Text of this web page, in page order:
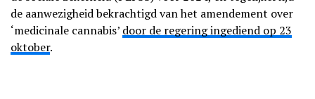
de aanwezigheid bekrachtigd van het amendement over
‘medicinale cannabis’ door de regering ingediend op 23
oktober.